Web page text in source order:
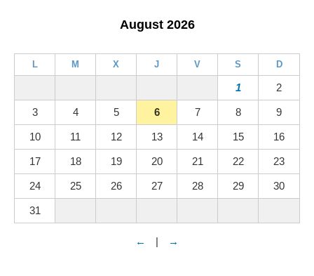
August 2026
L M X J V S D
1 2
3 4 5 6 7 8 9
10 11 12 13 14 15 16
17 18 19 20 21 22 23
24 25 26 27 28 29 30
31
← | →